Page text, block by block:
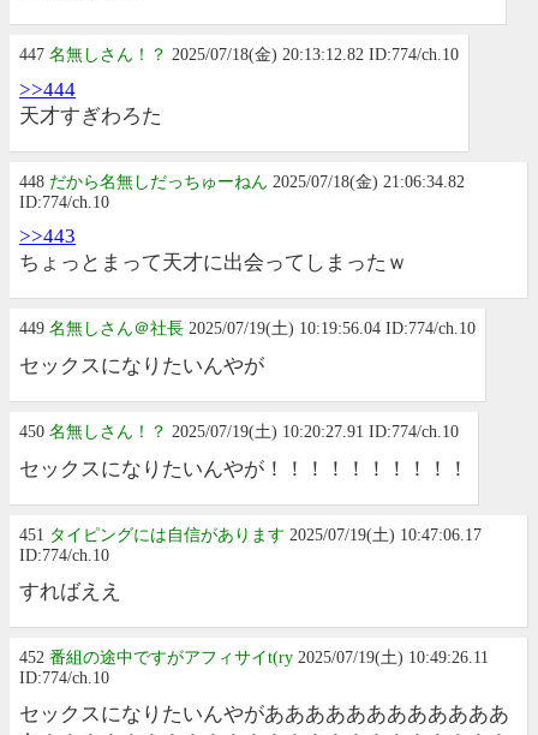
447 名無しさん！？ 2025/07/18(金) 20:13:12.82 ID:774/ch.10
>>444
天才すぎわろた
448 だから名無しだっちゅーねん 2025/07/18(金) 21:06:34.82
ID:774/ch.10
>>443
ちょっとまって天才に出会ってしまったｗ
449 名無しさん＠社長 2025/07/19(土) 10:19:56.04 ID:774/ch.10
セックスになりたいんやが
450 名無しさん！？ 2025/07/19(土) 10:20:27.91 ID:774/ch.10
セックスになりたいんやが！！！！！！！！！！
451 タイピングには自信があります 2025/07/19(土) 10:47:06.17
ID:774/ch.10
すればええ
452 番組の途中ですがアフィサイt(ry 2025/07/19(土) 10:49:26.11
ID:774/ch.10
セックスになりたいんやがああああああああああああ